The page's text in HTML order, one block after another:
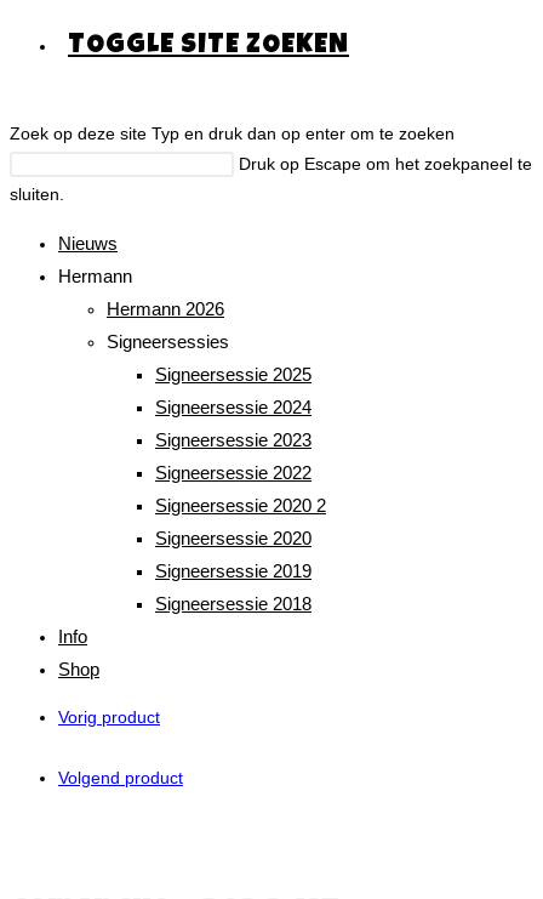
TOGGLE SITE ZOEKEN
Zoek op deze site Typ en druk dan op enter om te zoeken
Druk op Escape om het zoekpaneel te
sluiten.
Nieuws
Hermann
Hermann 2026
Signeersessies
Signeersessie 2025
Signeersessie 2024
Signeersessie 2023
Signeersessie 2022
Signeersessie 2020 2
Signeersessie 2020
Signeersessie 2019
Signeersessie 2018
Info
Shop
Vorig product
Volgend product